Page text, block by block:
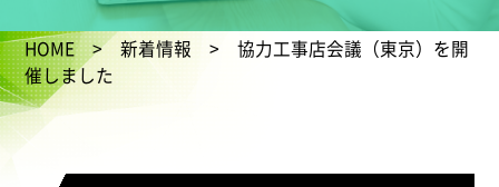
HOME>新着情報 > 協力工事店会議（東京）を開
催しました